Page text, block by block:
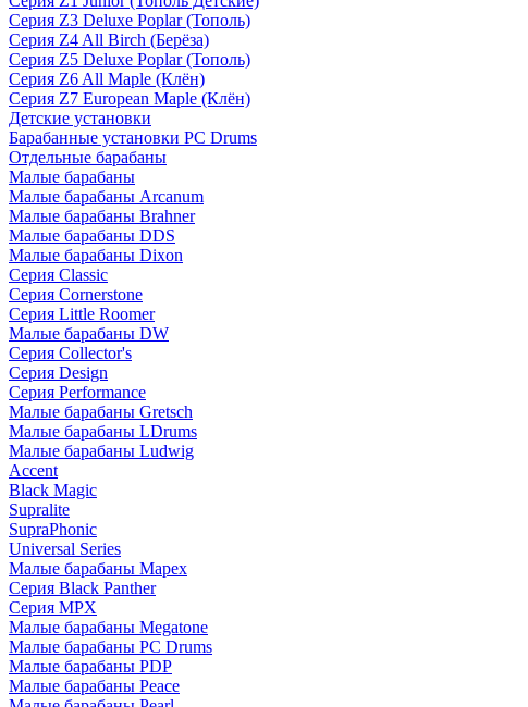
Серия Z3 Deluxe Poplar (Тополь)
Серия Z4 All Birch (Берёза)
Серия Z5 Deluxe Poplar (Тополь)
Серия Z6 All Maple (Клён)
Серия Z7 European Maple (Клён)
Детские установки
Барабанные установки PC Drums
Отдельные барабаны
Малые барабаны
Малые барабаны Arcanum
Малые барабаны Brahner
Малые барабаны DDS
Малые барабаны Dixon
Серия Classic
Серия Cornerstone
Серия Little Roomer
Малые барабаны DW
Серия Collector's
Серия Design
Серия Performance
Малые барабаны Gretsch
Малые барабаны LDrums
Малые барабаны Ludwig
Accent
Black Magic
Supralite
SupraPhonic
Universal Series
Малые барабаны Mapex
Серия Black Panther
Серия MPX
Малые барабаны Megatone
Малые барабаны PC Drums
Малые барабаны PDP
Малые барабаны Peace